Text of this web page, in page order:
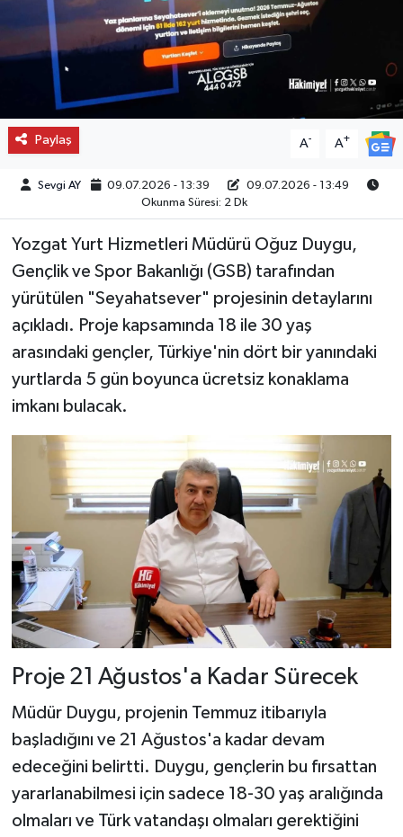
Paylaş A- A+
Sevgi AY 09.07.2026 - 13:39
09.07.2026 - 13:49
Okunma Süresi: 2 Dk
Yozgat Yurt Hizmetleri Müdürü Oğuz Duygu,
Gençlik ve Spor Bakanlığı (GSB) tarafından
yürütülen "Seyahatsever" projesinin detaylarını
açıkladı. Proje kapsamında 18 ile 30 yaş
arasındaki gençler, Türkiye'nin dört bir yanındaki
yurtlarda 5 gün boyunca ücretsiz konaklama
imkanı bulacak.
Proje 21 Ağustos'a Kadar Sürecek
Müdür Duygu, projenin Temmuz itibarıyla
başladığını ve 21 Ağustos'a kadar devam
edeceğini belirtti. Duygu, gençlerin bu fırsattan
yararlanabilmesi için sadece 18-30 yaş aralığında
olmaları ve Türk vatandaşı olmaları gerektiğini